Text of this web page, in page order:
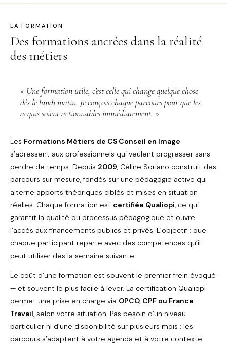
LA FORMATION
Des formations ancrées dans la réalité
des métiers
« Une formation utile, c'est celle qui change quelque chose
dès le lundi matin. Je conçois chaque parcours pour que les
acquis soient actionnables immédiatement. »
Les Formations Métiers de CS Conseil en Image
s’adressent aux professionnels qui veulent progresser sans
perdre de temps. Depuis 2009, Céline Soriano construit des
parcours sur mesure, fondés sur une pédagogie active qui
alterne apports théoriques ciblés et mises en situation
réelles. Chaque formation est certifiée Qualiopi, ce qui
garantit la qualité du processus pédagogique et ouvre
l’accès aux financements publics et privés. L’objectif : que
chaque participant reparte avec des compétences qu’il
peut utiliser dès la semaine suivante.
Le coût d’une formation est souvent le premier frein évoqué
— et souvent le plus facile à lever. La certification Qualiopi
permet une prise en charge via OPCO, CPF ou France
Travail, selon votre situation. Pas besoin d’un niveau
particulier ni d’une disponibilité sur plusieurs mois : les
parcours s’adaptent à votre agenda et à votre contexte